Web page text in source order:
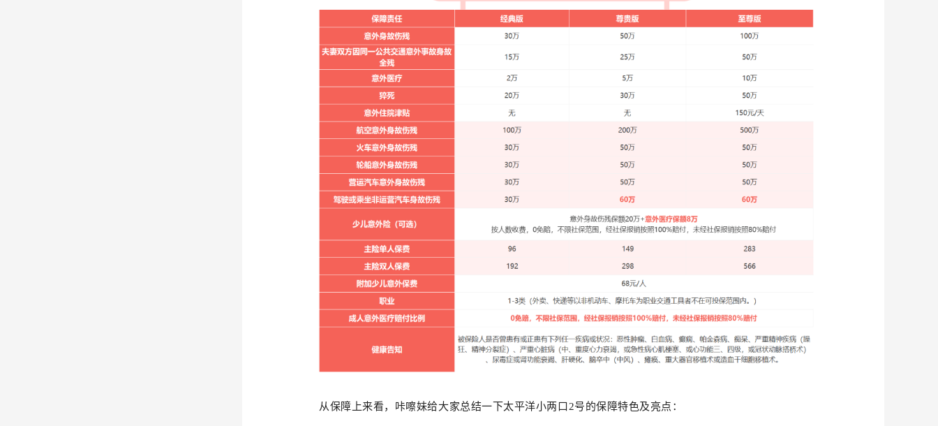
从保障上来看，咔嚓妹给大家总结一下太平洋小两口2号的保障特色及亮点：